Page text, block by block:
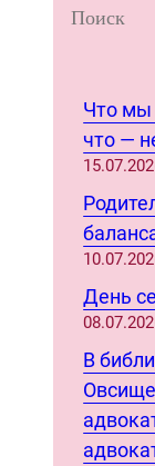
S
Что мы
что —
День
В
Овсище